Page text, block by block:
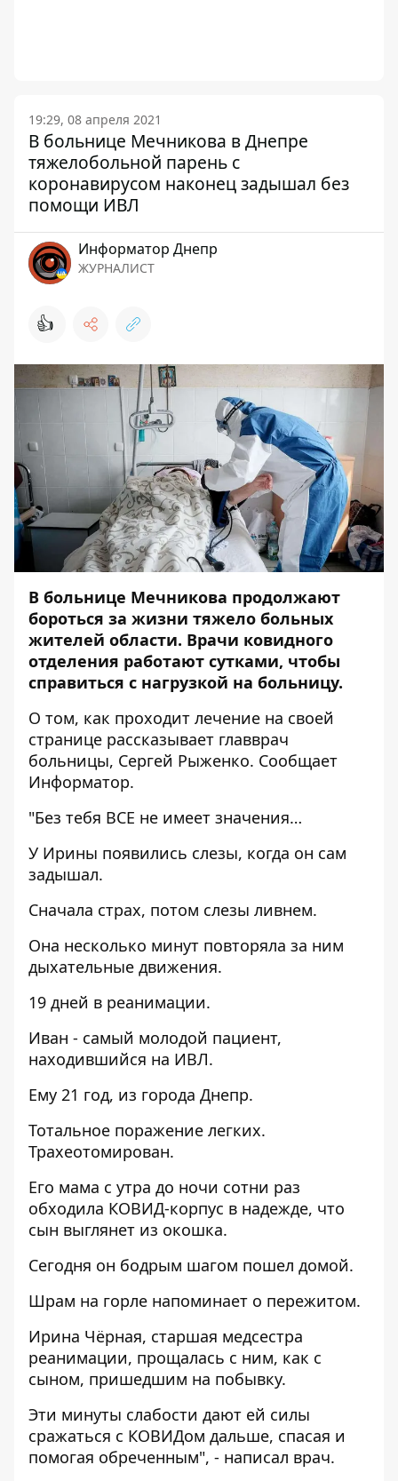
19:29, 08 апреля 2021
В больнице Мечникова в Днепре
тяжелобольной парень с
коронавирусом наконец задышал без
помощи ИВЛ
Информатор Днепр
ЖУРНАЛИСТ
👍
В больнице Мечникова продолжают
бороться за жизни тяжело больных
жителей области. Врачи ковидного
отделения работают сутками, чтобы
справиться с нагрузкой на больницу.
О том, как проходит лечение на своей
странице рассказывает главврач
больницы, Сергей Рыженко. Сообщает
Информатор.
"Без тебя ВСЕ не имеет значения…
У Ирины появились слезы, когда он сам
задышал.
Сначала страх, потом слезы ливнем.
Она несколько минут повторяла за ним
дыхательные движения.
19 дней в реанимации.
Иван - самый молодой пациент,
находившийся на ИВЛ.
Ему 21 год, из города Днепр.
Тотальное поражение легких.
Трахеотомирован.
Его мама с утра до ночи сотни раз
обходила КОВИД-корпус в надежде, что
сын выглянет из окошка.
Сегодня он бодрым шагом пошел домой.
Шрам на горле напоминает о пережитом.
Ирина Чёрная, старшая медсестра
реанимации, прощалась с ним, как с
сыном, пришедшим на побывку.
Эти минуты слабости дают ей силы
сражаться с КОВИДом дальше, спасая и
помогая обреченным", - написал врач.